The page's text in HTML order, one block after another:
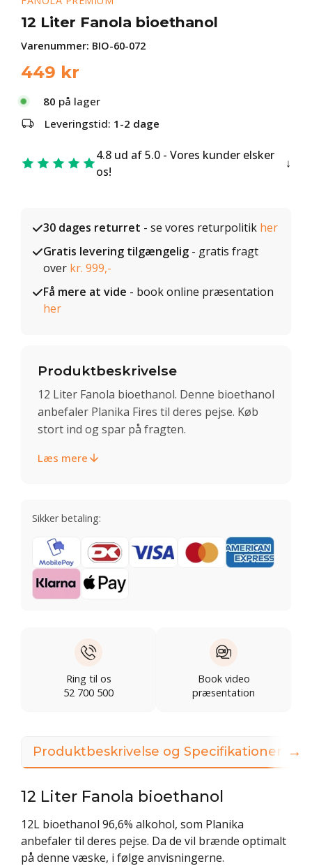
12 Liter Fanola bioethanol
Varenummer: BIO-60-072
449 kr
80 på lager
Leveringstid: 1-2 dage
4.8 ud af 5.0 - Vores kunder elsker
os!
30 dages returret - se vores returpolitik her
Gratis levering tilgængelig - gratis fragt
over kr. 999,-
Få mere at vide - book online præsentation
her
Produktbeskrivelse
12 Liter Fanola bioethanol. Denne bioethanol
anbefaler Planika Fires til deres pejse. Køb
stort ind og spar på fragten.
Læs mere
Sikker betaling:
Ring til os
52 700 500
Book video
præsentation
Produktbeskrivelse og Specifikationer
12 Liter Fanola bioethanol
12L bioethanol 96,6% alkohol, som Planika
anbefaler til deres pejse. Da de vil brænde optimalt
på denne væske, i følge anvisningerne.
→